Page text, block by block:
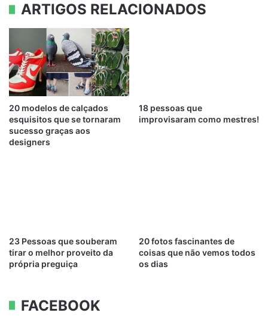
ARTIGOS RELACIONADOS
20 modelos de calçados
esquisitos que se tornaram
sucesso graças aos
designers
18 pessoas que
improvisaram como mestres!
23 Pessoas que souberam
tirar o melhor proveito da
própria preguiça
20 fotos fascinantes de
coisas que não vemos todos
os dias
FACEBOOK